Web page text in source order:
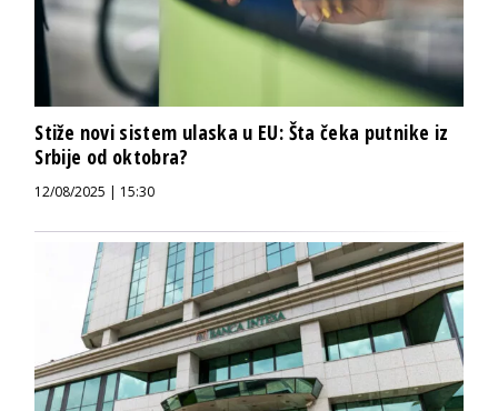
Stiže novi sistem ulaska u EU: Šta čeka putnike iz
Srbije od oktobra?
12/08/2025 | 15:30